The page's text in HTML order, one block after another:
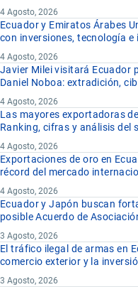
4 Agosto, 2026
Ecuador y Emiratos Árabes
con inversiones, tecnología e
4 Agosto, 2026
Javier Milei visitará Ecuador
Daniel Noboa: extradición,
4 Agosto, 2026
Las mayores exportadoras
Ranking, cifras y análisis del
4 Agosto, 2026
Exportaciones de oro en
récord del mercado
4 Agosto, 2026
Ecuador y Japón buscan
posible Acuerdo de
3 Agosto, 2026
El tráfico ilegal de armas en
comercio exterior y la
3 Agosto, 2026